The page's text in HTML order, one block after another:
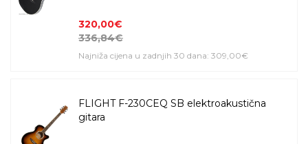
320,00€
336,84€
Najniža cijena u zadnjih 30 dana: 309,00€
FLIGHT F-230CEQ SB elektroakustična
gitara